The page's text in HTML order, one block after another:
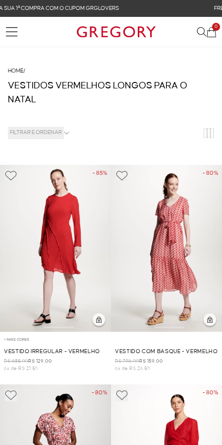
FRETE GRÁTIS NAS COMPRAS ACIMA DE R$ 899
0
HOME/
VESTIDOS VERMELHOS LONGOS PARA O
NATAL
FILTRAR E ORDENAR
- 85%
+ MAIS CORES
VESTIDO IRREGULAR - VERMELHO
R$ 835,00R$ 129,00
6x de R$ 21,50
- 80%
VESTIDO COM BASQUE - VERMELHO
R$ 798,00R$ 159,00
6x de R$ 26,50
- 80% - 80%